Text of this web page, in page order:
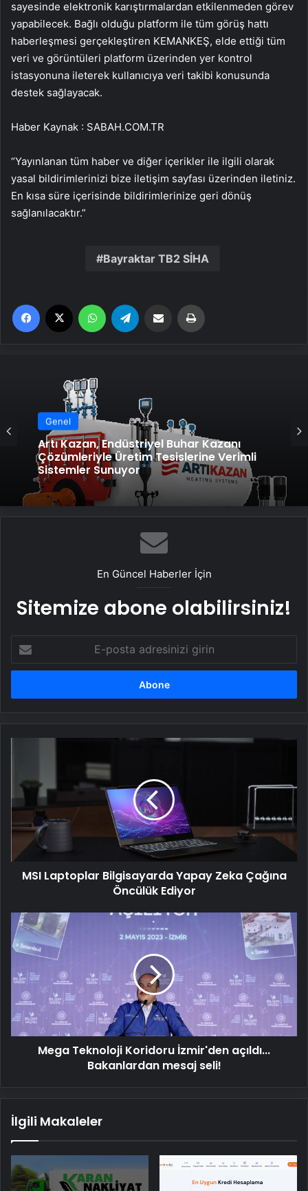
sayesinde elektronik karıştırmalardan etkilenmeden görev
yapabilecek. Bağlı olduğu platform ile tüm görüş hattı
haberleşmesi gerçekleştiren KEMANKEŞ, elde ettiği tüm
veri ve görüntüleri platform üzerinden yer kontrol
istasyonuna ileterek kullanıcıya veri takibi konusunda
destek sağlayacak.
Haber Kaynak : SABAH.COM.TR
“Yayınlanan tüm haber ve diğer içerikler ile ilgili olarak
yasal bildirimlerinizi bize iletişim sayfası üzerinden iletiniz.
En kısa süre içerisinde bildirimlerinize geri dönüş
sağlanılacaktır.”
Bayraktar TB2 SİHA
Facebook WhatsApp Email'den paylaş
Genel
Artı Kazan, Endüstriyel Buhar Kazanı
Çözümleriyle Üretim Tesislerine Verimli
Sistemler Sunuyor
En Güncel Haberler İçin
Sitemize abone olabilirsiniz!
posta
adresinizi
Yapay
Çağına
Öncülük
Ediyor
MSI Laptoplar Bilgisayarda Yapay Zeka Çağına
Öncülük Ediyor
Mega
Teknoloji
Koridoru
İzmir'den
açıldı...
Bakanlardan
mesaj
seli!
Mega Teknoloji Koridoru İzmir'den açıldı...
Bakanlardan mesaj seli!
İlgili Makaleler